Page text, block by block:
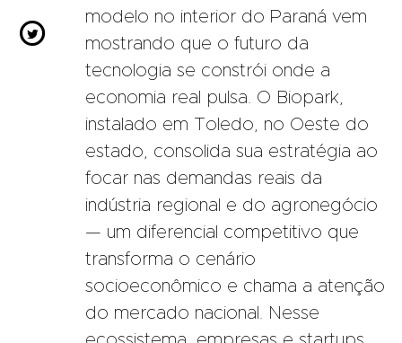

modelo no interior do Paraná vem
mostrando que o futuro da
tecnologia se constrói onde a
economia real pulsa. O Biopark,
instalado em Toledo, no Oeste do
estado, consolida sua estratégia ao
focar nas demandas reais da
indústria regional e do agronegócio
— um diferencial competitivo que
transforma o cenário
socioeconômico e chama a atenção
do mercado nacional. Nesse